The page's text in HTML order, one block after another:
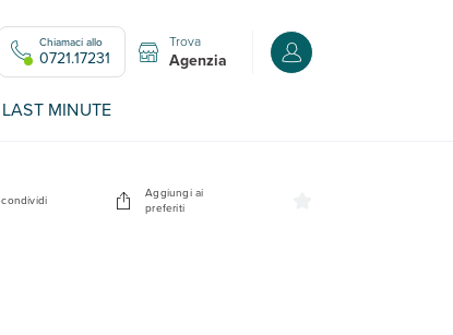
Chiamaci allo
0721.17231
Trova
Agenzia Accedi o registrati
LAST MINUTE
condividi
Aggiungi ai
preferiti